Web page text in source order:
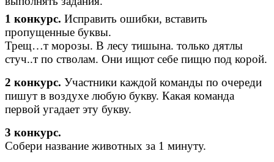
1 конкурс. Исправить ошибки, вставить
пропущенные буквы.
Трещ…т морозы. В лесу тишына. только дятлы
стуч..т по стволам. Они ищют себе пищю под корой.
2 конкурс. Участники каждой команды по очереди
пишут в воздухе любую букву. Какая команда
первой угадает эту букву.
3 конкурс.
Собери название животных за 1 минуту.